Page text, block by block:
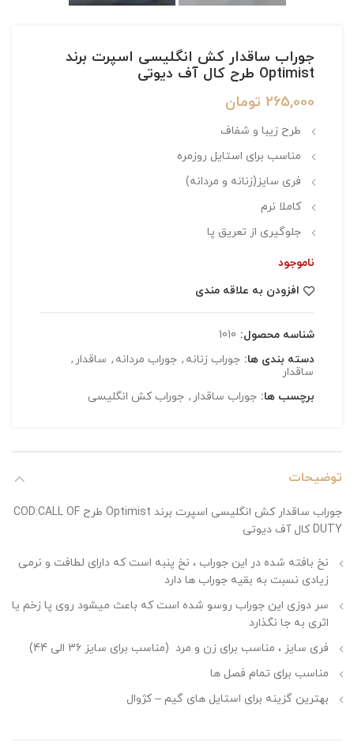
جوراب ساقدار کش انگلیسی اسپرت برند
Optimist طرح کال آف دیوتی
265,000 تومان
طرح زیبا و شفاف
مناسب برای استایل روزمره
فری سایز(زنانه و مردانه)
کاملا نرم
جلوگیری از تعریق پا
ناموجود
افزودن به علاقه مندی
شناسه محصول: 1010
دسته بندی ها: جوراب زنانه , جوراب مردانه , ساقدار ,
ساقدار
برچسب ها: جوراب ساقدار , جوراب کش انگلیسی
توضیحات
جوراب ساقدار کش انگلیسی اسپرت برند Optimist طرح COD:CALL OF
DUTY کال آف دیوتی
نخ بافته شده در این جوراب ، نخ پنبه است که دارای لطافت و نرمی
زیادی نسبت به بقیه جوراب ها دارد
سر دوزی این جوراب روسو شده است که باعث میشود روی پا زخم یا
اثری به جا نگذارد
فری سایز ، مناسب برای زن و مرد (مناسب برای سایز 36 الی 44)
مناسب برای تمام فصل ها
بهترین گزینه برای استایل های گیم – کژوال